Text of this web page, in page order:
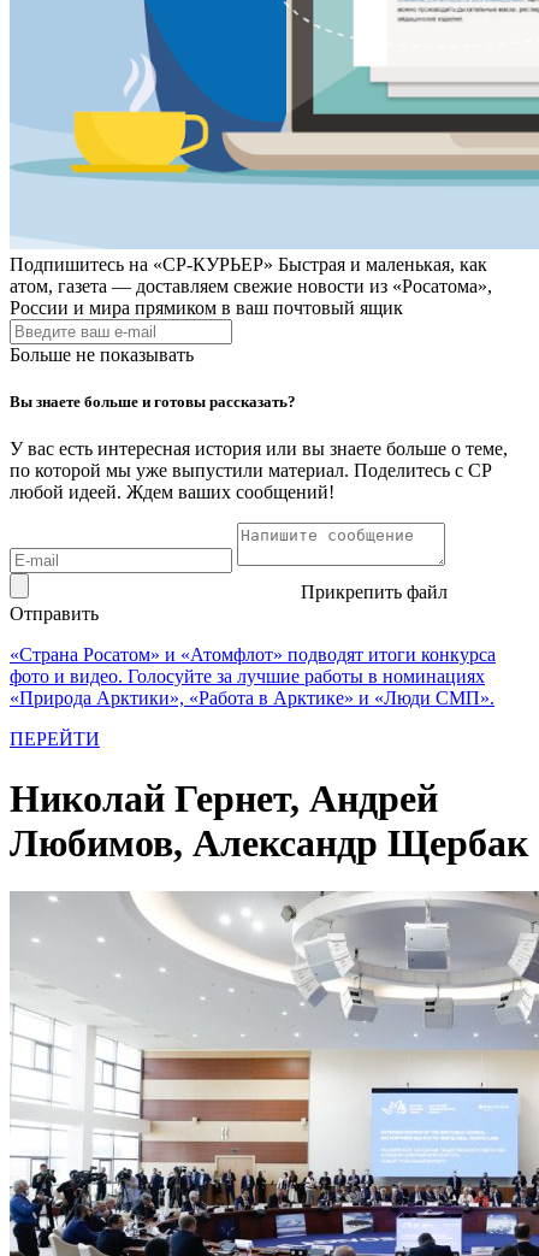
Подпишитесь на «СР-КУРЬЕР» Быстрая и маленькая, как
атом, газета — доставляем свежие новости из «Росатома»,
России и мира прямиком в ваш почтовый ящик
Больше не показывать
Вы знаете больше и готовы рассказать?
У вас есть интересная история или вы знаете больше о теме,
по которой мы уже выпустили материал. Поделитесь с СР
любой идеей. Ждем ваших сообщений!
Прикрепить файл
Отправить
«Страна Росатом» и «Атомфлот» подводят итоги конкурса
фото и видео. Голосуйте за лучшие работы в номинациях
«Природа Арктики», «Работа в Арктике» и «Люди СМП».
ПЕРЕЙТИ
Николай Гернет, Андрей
Любимов, Александр Щербак